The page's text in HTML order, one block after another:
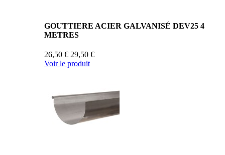
GOUTTIERE ACIER GALVANISÉ DEV25 4
METRES
26,50 € 29,50 €
Voir le produit